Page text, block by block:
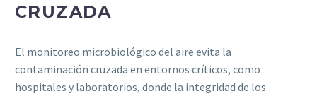
CRUZADA
El monitoreo microbiológico del aire evita la
contaminación cruzada en entornos críticos, como
hospitales y laboratorios, donde la integridad de los